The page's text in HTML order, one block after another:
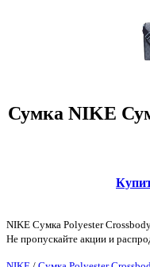
Сумка NIKE
NIKE Сумка Polyester
Не пропускайте акции и